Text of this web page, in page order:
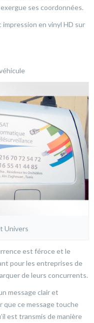
ses coordonnées.
impression en vinyl HD sur
Univers
est féroce et le
pour les entreprises de
de leurs concurrents.
message clair et
que ce message touche
est transmis de manière